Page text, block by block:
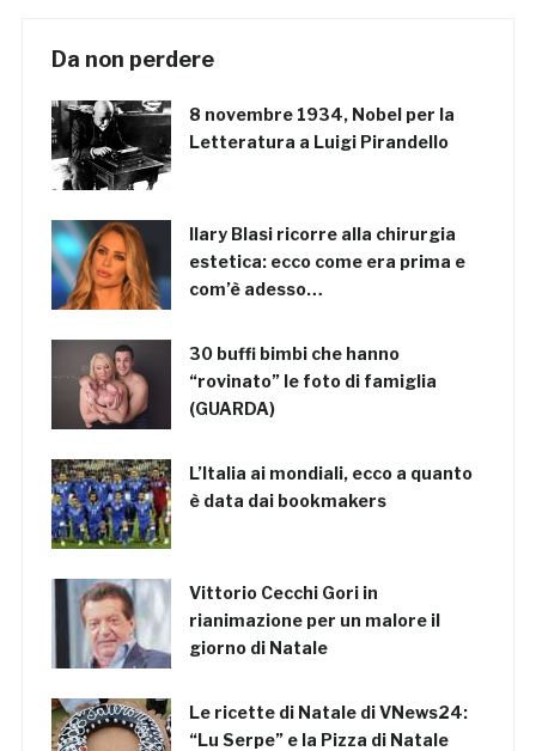
Da non perdere
8 novembre 1934, Nobel per la
Letteratura a Luigi Pirandello
Ilary Blasi ricorre alla chirurgia
estetica: ecco come era prima e
com’è adesso…
30 buffi bimbi che hanno
“rovinato” le foto di famiglia
(GUARDA)
L’Italia ai mondiali, ecco a quanto
è data dai bookmakers
Vittorio Cecchi Gori in
rianimazione per un malore il
giorno di Natale
Le ricette di Natale di VNews24:
“Lu Serpe” e la Pizza di Natale